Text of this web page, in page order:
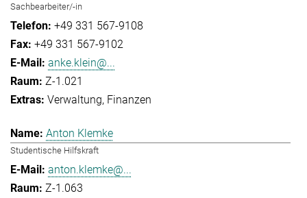
Sachbearbeiter/-in
+49 331 567-9108
+49 331 567-9102
anke.klein@...
Z-1.021
Verwaltung Finanzen
Anton Klemke
Studentische Hilfskraft
anton.klemke@...
Z-1.063